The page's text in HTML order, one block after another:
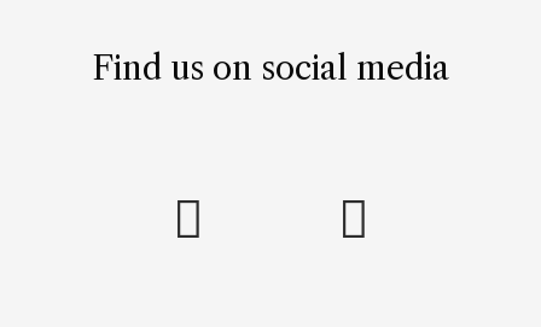
Find us on social media